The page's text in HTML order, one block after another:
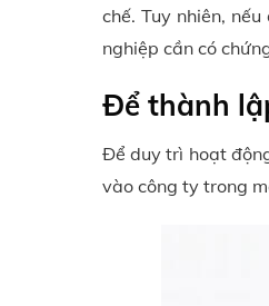
chế. Tuy nhiên,
nghiệp cần có
Để thành
Để duy trì hoạt
vào công ty trong